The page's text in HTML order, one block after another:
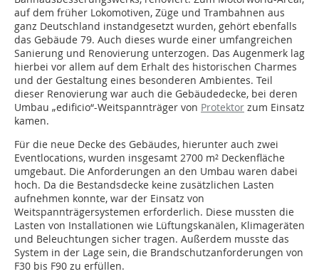
auf dem früher Lokomotiven, Züge und Trambahnen aus
ganz Deutschland instandgesetzt wurden, gehört ebenfalls
das Gebäude 79. Auch dieses wurde einer umfangreichen
Sanierung und Renovierung unterzogen. Das Augenmerk lag
hierbei vor allem auf dem Erhalt des historischen Charmes
und der Gestaltung eines besonderen Ambientes. Teil
dieser Renovierung war auch die Gebäudedecke, bei deren
Umbau „edificio“-Weitspannträger von Protektor zum Einsatz
kamen.
Für die neue Decke des Gebäudes, hierunter auch zwei
Eventlocations, wurden insgesamt 2700 m² Deckenfläche
umgebaut. Die Anforderungen an den Umbau waren dabei
hoch. Da die Bestandsdecke keine zusätzlichen Lasten
aufnehmen konnte, war der Einsatz von
Weitspannträgersystemen erforderlich. Diese mussten die
Lasten von Installationen wie Lüftungskanälen, Klimageräten
und Beleuchtungen sicher tragen. Außerdem musste das
System in der Lage sein, die Brandschutzanforderungen von
F30 bis F90 zu erfüllen.